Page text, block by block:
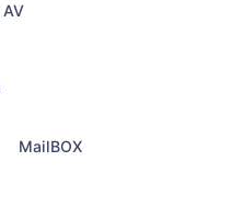
MailBOX